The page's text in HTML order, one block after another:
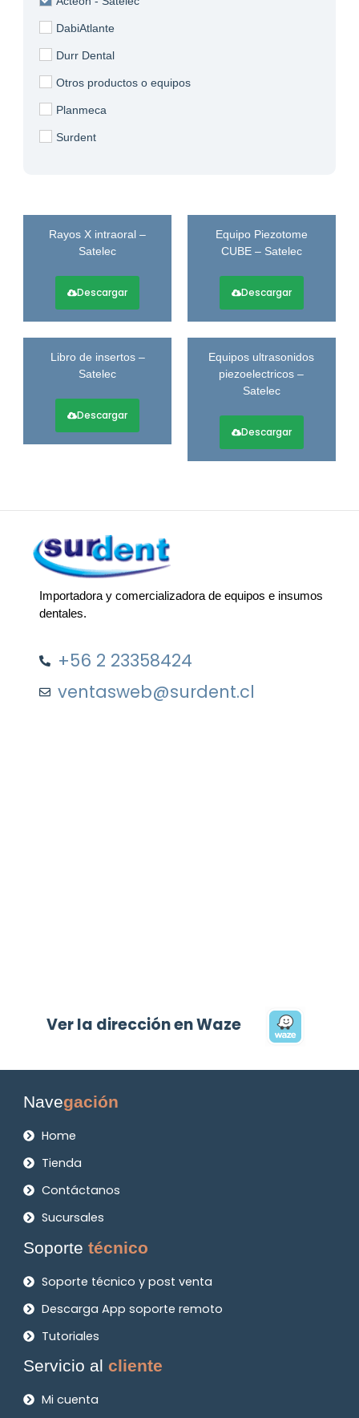
DabiAtlante
Durr Dental
Otros productos o equipos
Planmeca
Surdent
Rayos X intraoral –
Satelec
Descargar
Equipo Piezotome
CUBE – Satelec
Descargar
Libro de insertos –
Satelec
Descargar
Equipos ultrasonidos
piezoelectricos –
Satelec
Descargar
Importadora y comercializadora de equipos e insumos
dentales.
+56 2 23358424
ventasweb@surdent.cl
Ver la dirección en Waze
Navegación
Home
Tienda
Contáctanos
Sucursales
Soportetécnico
Soporte técnico y post venta
Descarga App soporte remoto
Tutoriales
Servicio alcliente
Mi cuenta